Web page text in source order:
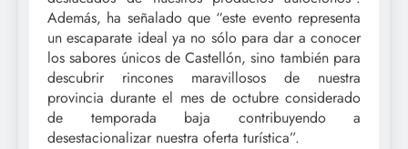
Además, ha señalado que “este evento representa
un escaparate ideal ya no sólo para dar a conocer
los sabores únicos de Castellón, sino también para
descubrir rincones maravillosos de nuestra
provincia durante el mes de octubre considerado
de temporada baja contribuyendo a
desestacionalizar nuestra oferta turística”.